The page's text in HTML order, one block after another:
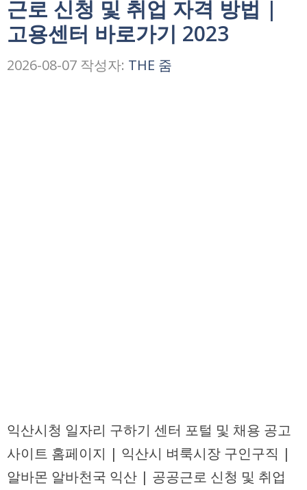
근로 신청 및 취업 자격 방법 |
고용센터 바로가기 2023
2026-08-07 작성자: THE 줌
익산시청 일자리 구하기 센터 포털 및 채용 공고
사이트 홈페이지 | 익산시 벼룩시장 구인구직 |
알바몬 알바천국 익산 | 공공근로 신청 및 취업